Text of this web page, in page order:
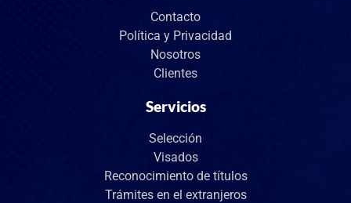
Contacto
Política y Privacidad
Nosotros
Clientes
Servicios
Selección
Visados
Reconocimiento de títulos
Trámites en el extranjeros